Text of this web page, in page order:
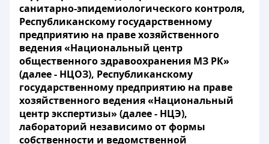
санитарно-эпидемиологического контроля,
Республиканскому государственному
предприятию на праве хозяйственного
ведения «Национальный центр
общественного здравоохранения МЗ РК»
(далее - НЦОЗ), Республиканскому
государственному предприятию на праве
хозяйственного ведения «Национальный
центр экспертизы» (далее - НЦЭ),
лабораторий независимо от формы
собственности и ведомственной